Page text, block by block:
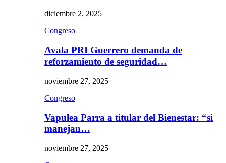
diciembre 2, 2025
Congreso
Avala PRI Guerrero demanda de
reforzamiento de seguridad…
noviembre 27, 2025
Congreso
Vapulea Parra a titular del Bienestar: “si
manejan…
noviembre 27, 2025